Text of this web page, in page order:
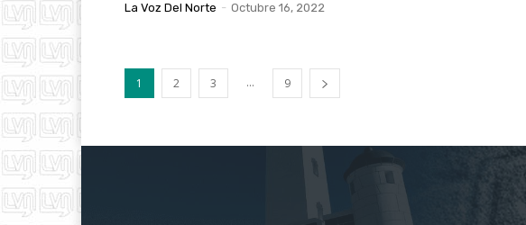
La Voz Del Norte - Octubre 16, 2022
1 2 3 ... 9